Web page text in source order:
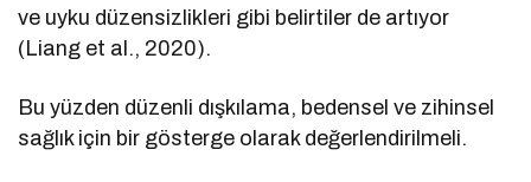
ve uyku düzensizlikleri gibi belirtiler de artıyor
(Liang et al., 2020).
Bu yüzden düzenli dışkılama, bedensel ve zihinsel
sağlık için bir gösterge olarak değerlendirilmeli.